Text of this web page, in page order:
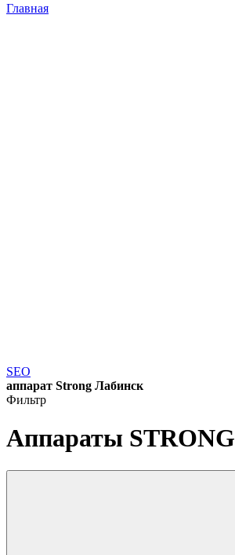
Главная
SEO
аппарат Strong Лабинск
Фильтр
Аппараты STRONG